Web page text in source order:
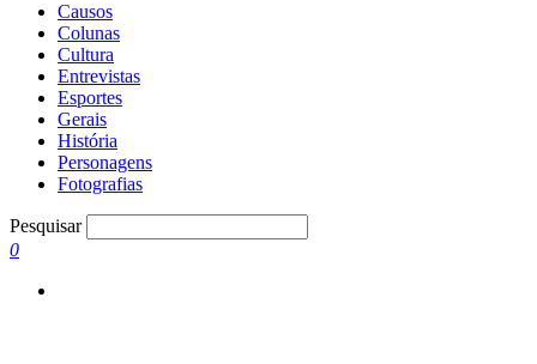
Causos
Colunas
Cultura
Entrevistas
Esportes
Gerais
História
Personagens
Fotografias
Pesquisar
0